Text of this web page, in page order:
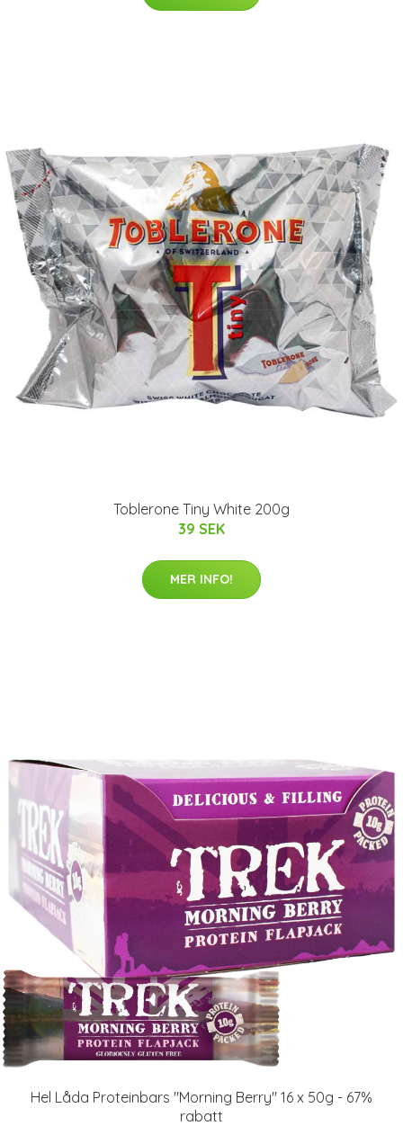
Toblerone Tiny White 200g
39 SEK
MER INFO!
Hel Låda Proteinbars "Morning Berry" 16 x 50g - 67%
rabatt